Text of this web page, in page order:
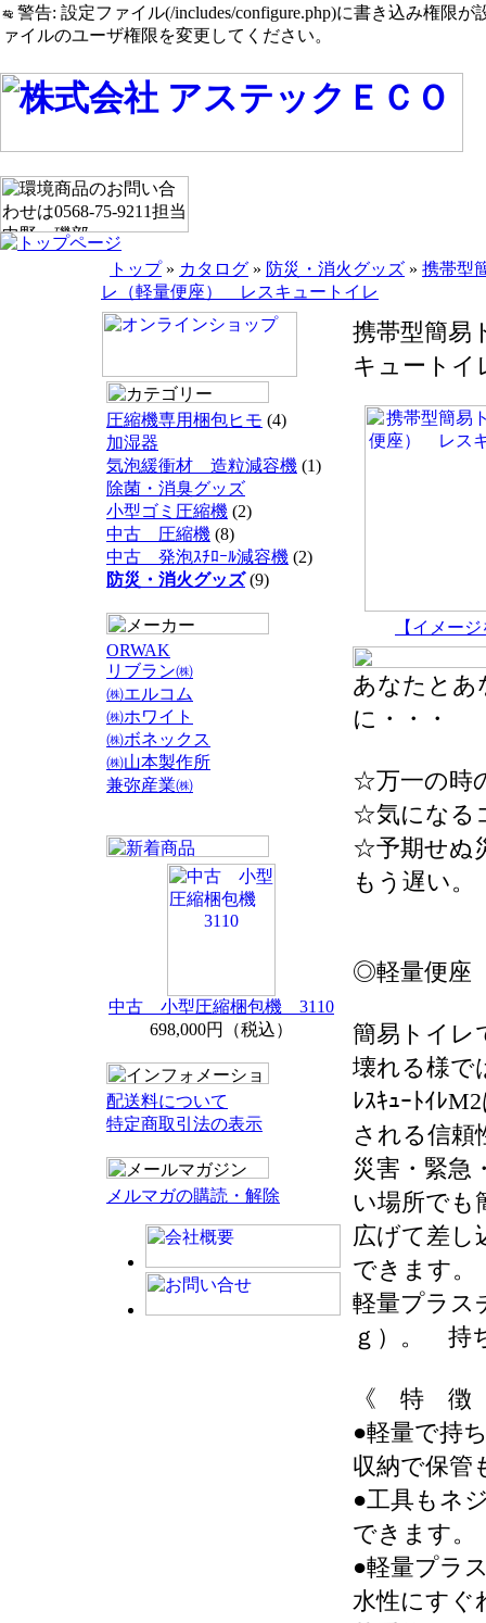
警告: 設定ファイル(/includes/configure.php)に書き込み権限が
ァイルのユーザ権限を変更してください。
トップ» カタログ » 防災・消火グッズ » 携帯型
レ（軽量便座） レスキュートイレ
圧縮機専用梱包ヒモ (4)
加湿器
気泡緩衝材 造粒減容機 (1)
除菌・消臭グッズ
小型ゴミ圧縮機 (2)
中古 圧縮機 (8)
中古 発泡ｽﾁﾛｰﾙ減容機 (2)
防災・消火グッズ(9)
ORWAK
リブラン㈱
㈱エルコム
㈱ホワイト
㈱ボネックス
㈱山本製作所
兼弥産業㈱
中古 小型圧縮梱包機 3110
698,000円（税込）
配送料について
特定商取引法の表示
メルマガの購読・解除
携帯型簡
キュートイ
【イメー
あなたとあ
に・・・
☆万一の時
☆気になる
☆予期せぬ
もう遅い。
◎軽量便座
簡易トイレ
壊れる様で
ﾚｽｷｭｰﾄｲﾚ
される信頼
災害・緊急
い場所でも
広げて差し
できます。
軽量プラス
ｇ）。 持
《 特 徴
●軽量で持
収納で保管
●工具もネ
できます。
●軽量プラ
水性にすぐ